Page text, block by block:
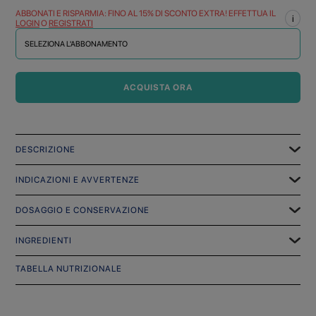
ABBONATI E RISPARMIA: FINO AL 15% DI SCONTO EXTRA! EFFETTUA IL
LOGINO REGISTRATI i
SELEZIONA L'ABBONAMENTO
ACQUISTA ORA
DESCRIZIONE
INDICAZIONI E AVVERTENZE
DOSAGGIO E CONSERVAZIONE
INGREDIENTI
TABELLA NUTRIZIONALE